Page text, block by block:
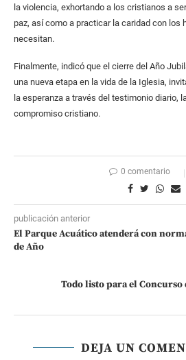
la violencia, exhortando a los cristianos a
paz, así como a practicar la caridad con los
necesitan.
Finalmente, indicó que el cierre del Año
una nueva etapa en la vida de la Iglesia,
la esperanza a través del testimonio diario,
compromiso cristiano.
0 comentario
publicación anterior
El Parque Acuático atenderá con
de Año
Todo listo para el Concurso
DEJA UN